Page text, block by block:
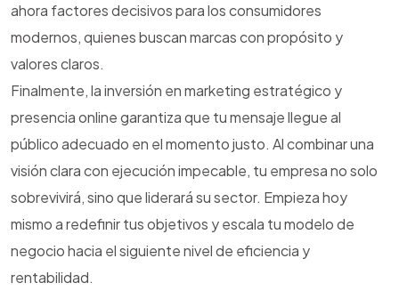
ahora factores decisivos para los consumidores
modernos, quienes buscan marcas con propósito y
valores claros.
Finalmente, la inversión en marketing estratégico y
presencia online garantiza que tu mensaje llegue al
público adecuado en el momento justo. Al combinar una
visión clara con ejecución impecable, tu empresa no solo
sobrevivirá, sino que liderará su sector. Empieza hoy
mismo a redefinir tus objetivos y escala tu modelo de
negocio hacia el siguiente nivel de eficiencia y
rentabilidad.